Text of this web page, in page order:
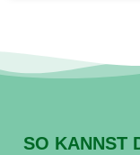
SO KANNST